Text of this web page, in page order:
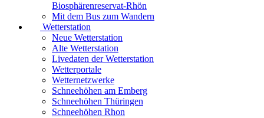
Biosphärenreservat-Rhön
Mit dem Bus zum Wandern
Wetterstation
Neue Wetterstation
Alte Wetterstation
Livedaten der Wetterstation
Wetterportale
Wetternetzwerke
Schneehöhen am Emberg
Schneehöhen Thüringen
Schneehöhen Rhon